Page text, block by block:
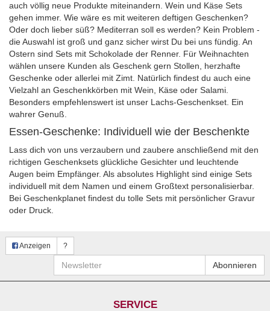
auch völlig neue Produkte miteinandern. Wein und Käse Sets
gehen immer. Wie wäre es mit weiteren deftigen Geschenken?
Oder doch lieber süß? Mediterran soll es werden? Kein Problem -
die Auswahl ist groß und ganz sicher wirst Du bei uns fündig. An
Ostern sind Sets mit Schokolade der Renner. Für Weihnachten
wählen unsere Kunden als Geschenk gern Stollen, herzhafte
Geschenke oder allerlei mit Zimt. Natürlich findest du auch eine
Vielzahl an Geschenkkörben mit Wein, Käse oder Salami.
Besonders empfehlenswert ist unser Lachs-Geschenkset. Ein
wahrer Genuß.
Essen-Geschenke: Individuell wie der Beschenkte
Lass dich von uns verzaubern und zaubere anschließend mit den
richtigen Geschenksets glückliche Gesichter und leuchtende
Augen beim Empfänger. Als absolutes Highlight sind einige Sets
individuell mit dem Namen und einem Großtext personalisierbar.
Bei Geschenkplanet findest du tolle Sets mit persönlicher Gravur
oder Druck.
Anzeigen ?
Newsletter Abonnieren
SERVICE